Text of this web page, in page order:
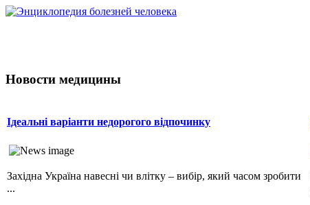
Новости медицины
Ідеальні варіанти недорогого відпочинку
Західна Україна навесні чи влітку – вибір, який часом зробити
...